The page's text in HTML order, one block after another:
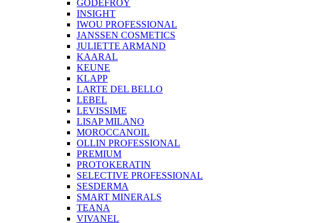
GODEFROY
INSIGHT
IWOU PROFESSIONAL
JANSSEN COSMETICS
JULIETTE ARMAND
KAARAL
KEUNE
KLAPP
LARTE DEL BELLO
LEBEL
LEVISSIME
LISAP MILANO
MOROCCANOIL
OLLIN PROFESSIONAL
PREMIUM
PROTOKERATIN
SELECTIVE PROFESSIONAL
SESDERMA
SMART MINERALS
TEANA
VIVANEL